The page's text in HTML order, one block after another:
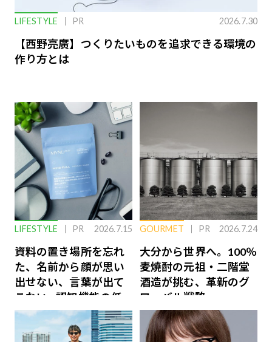
LIFESTYLE PR 2026.7.30
【西野亮廣】つくりたいものを追求できる環境の
作り方とは
LIFESTYLE PR 2026.7.15
資料の置き場所を忘れ
た、名前から顔が思い
出せない、言葉が出て
こない…認知機能の低
下を救う、脳のインナ
ーケアとは
GOURMET PR 2026.7.24
大分から世界へ。100％
麦焼酎の元祖・二階堂
酒造が挑む、革新のグ
ローバル戦略